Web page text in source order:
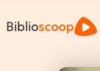
Biblioscoop